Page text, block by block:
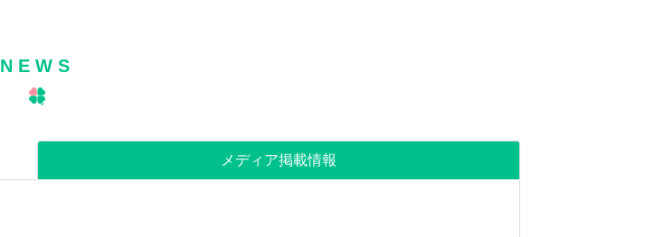
NEWS
メディア掲載情報